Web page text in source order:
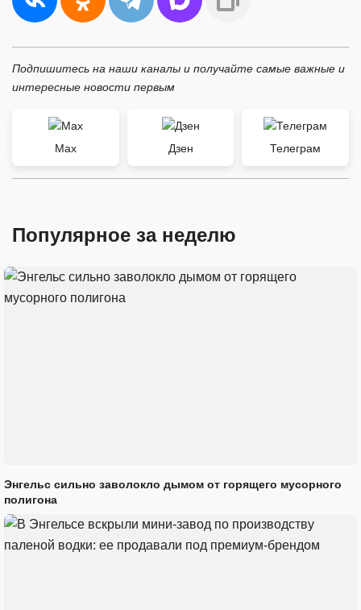
Подпишитесь на наши каналы и получайте самые важные и
интересные новости первым
Max Дзен Телеграм
Популярное за неделю
Энгельс сильно заволокло дымом от горящего мусорного
полигона